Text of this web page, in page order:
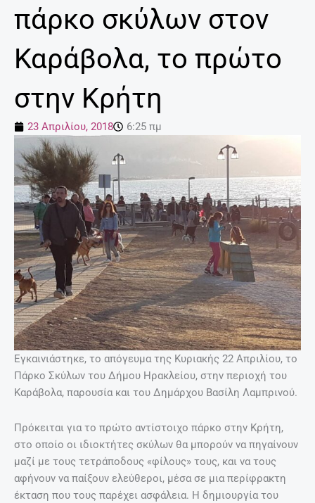
πάρκο σκύλων στον
Καράβολα, το πρώτο
στην Κρήτη
23 Απριλίου, 2018 6:25 πμ
Εγκαινιάστηκε, το απόγευμα της Κυριακής 22 Απριλίου, το
Πάρκο Σκύλων του Δήμου Ηρακλείου, στην περιοχή του
Καράβολα, παρουσία και του Δημάρχου Βασίλη Λαμπρινού.
Πρόκειται για το πρώτο αντίστοιχο πάρκο στην Κρήτη,
στο οποίο οι ιδιοκτήτες σκύλων θα μπορούν να πηγαίνουν
μαζί με τους τετράποδους «φίλους» τους, και να τους
αφήνουν να παίξουν ελεύθεροι, μέσα σε μια περίφρακτη
έκταση που τους παρέχει ασφάλεια. Η δημιουργία του